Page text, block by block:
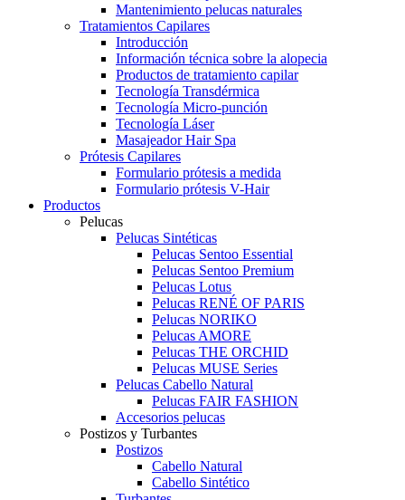
Mantenimiento pelucas naturales
Tratamientos Capilares
Introducción
Información técnica sobre la alopecia
Productos de tratamiento capilar
Tecnología Transdérmica
Tecnología Micro-punción
Tecnología Láser
Masajeador Hair Spa
Prótesis Capilares
Formulario prótesis a medida
Formulario prótesis V-Hair
Productos
Pelucas
Pelucas Sintéticas
Pelucas Sentoo Essential
Pelucas Sentoo Premium
Pelucas Lotus
Pelucas RENÉ OF PARIS
Pelucas NORIKO
Pelucas AMORE
Pelucas THE ORCHID
Pelucas MUSE Series
Pelucas Cabello Natural
Pelucas FAIR FASHION
Accesorios pelucas
Postizos y Turbantes
Postizos
Cabello Natural
Cabello Sintético